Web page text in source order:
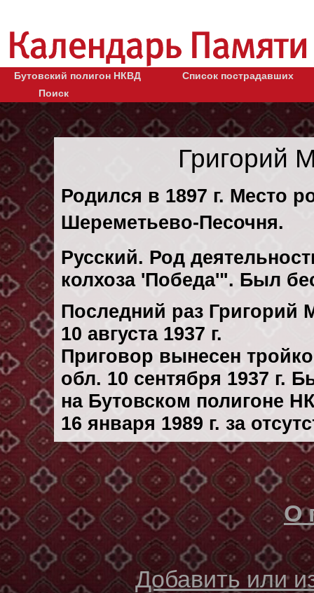
Бутовский полигон НКВД
Список пострадавших
Поиск
Григорий
Родился в 1897 г. Место
Шереметьево-Песочня.
Русский. Род
колхоза 'Победа'". Был
Последний раз Григорий
10 августа 1937 г.
Приговор вынесен
обл. 10 сентября 1937 г.
на Бутовском полигоне
16 января 1989 г. за
О
Добавить или